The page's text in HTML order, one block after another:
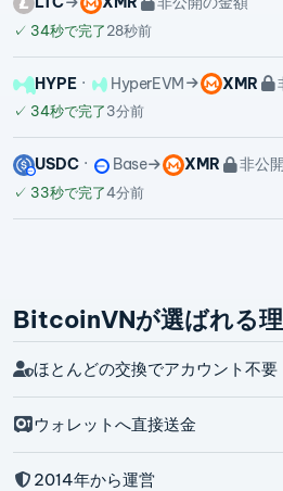
✓ 34秒で完了28秒前
HYPE HyperEVM XMR
✓ 34秒で完了3分前
USDC Base XMR 非公
✓ 33秒で完了4分前
BitcoinVNが選ばれる
ほとんどの交換でアカウント不要
ウォレットへ直接送金
2014年から運営